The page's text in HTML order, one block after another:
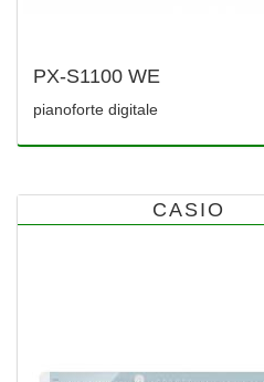
PX-S1100 WE
pianoforte digitale
CASIO